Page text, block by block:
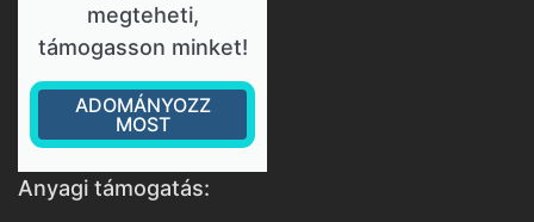
megteheti,
támogasson minket!
ADOMÁNYOZZ
MOST
Anyagi támogatás: